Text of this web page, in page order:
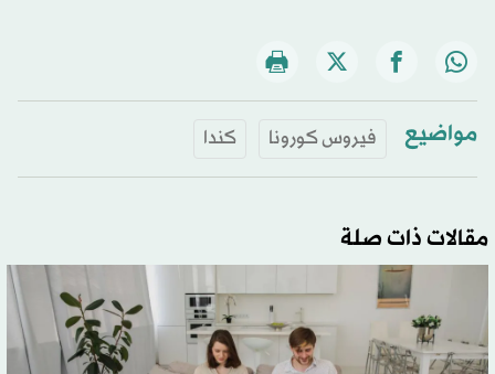
مواضيع فيروس كورونا كندا
مقالات ذات صلة